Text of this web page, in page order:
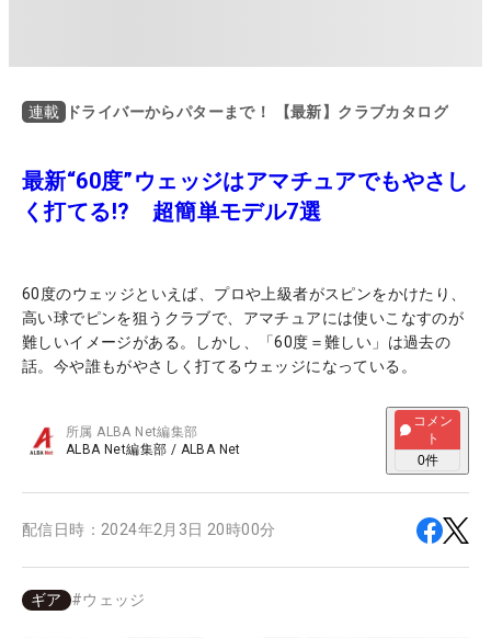
連載 ドライバーからパターまで！ 【最新】クラブカタログ
最新“60度”ウェッジはアマチュアでもやさし
く打てる!? 超簡単モデル7選
60度のウェッジといえば、プロや上級者がスピンをかけたり、
高い球でピンを狙うクラブで、アマチュアには使いこなすのが
難しいイメージがある。しかし、「60度＝難しい」は過去の
話。今や誰もがやさしく打てるウェッジになっている。
所属ALBA Net編集部
ALBA Net編集部 / ALBA Net
コメン
ト
0件
配信日時： 2024年2月3日 20時00分
ギア #ウェッジ